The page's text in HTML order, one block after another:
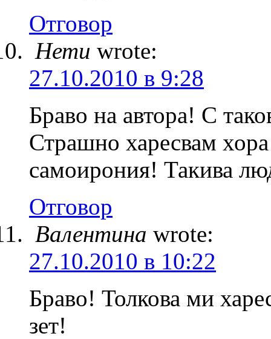
Отговор
Нети wrote:
27.10.2010 в 9:28
Браво на автора! С
Страшно харесвам
самоирония! Такива
Отговор
Валентина wrote:
27.10.2010 в 10:22
Браво! Толкова ми
зет!